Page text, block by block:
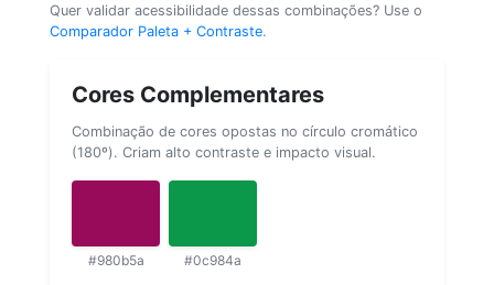
Quer validar acessibilidade dessas combinações? Use o
Comparador Paleta + Contraste.
Cores Complementares
Combinação de cores opostas no círculo cromático
(180º). Criam alto contraste e impacto visual.
#980b5a #0c984a